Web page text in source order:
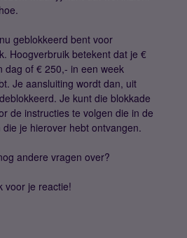
geblokkeerd bent voor
Hoogverbruik betekent dat je €
dag of € 250,- in een week
Je aansluiting wordt dan, uit
Je kunt die blokkade
de instructies te volgen die in de
je hierover hebt ontvangen.
andere vragen over?
voor je reactie!